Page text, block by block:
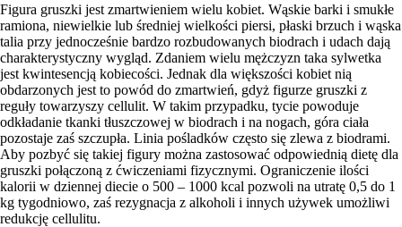
Figura gruszki jest zmartwieniem wielu kobiet. Wąskie barki i smukłe
ramiona, niewielkie lub średniej wielkości piersi, płaski brzuch i wąska
talia przy jednocześnie bardzo rozbudowanych biodrach i udach dają
charakterystyczny wygląd. Zdaniem wielu mężczyzn taka sylwetka
jest kwintesencją kobiecości. Jednak dla większości kobiet nią
obdarzonych jest to powód do zmartwień, gdyż figurze gruszki z
reguły towarzyszy cellulit. W takim przypadku, tycie powoduje
odkładanie tkanki tłuszczowej w biodrach i na nogach, góra ciała
pozostaje zaś szczupła. Linia pośladków często się zlewa z biodrami.
Aby pozbyć się takiej figury można zastosować odpowiednią dietę dla
gruszki połączoną z ćwiczeniami fizycznymi. Ograniczenie ilości
kalorii w dziennej diecie o 500 – 1000 kcal pozwoli na utratę 0,5 do 1
kg tygodniowo, zaś rezygnacja z alkoholi i innych używek umożliwi
redukcję cellulitu.